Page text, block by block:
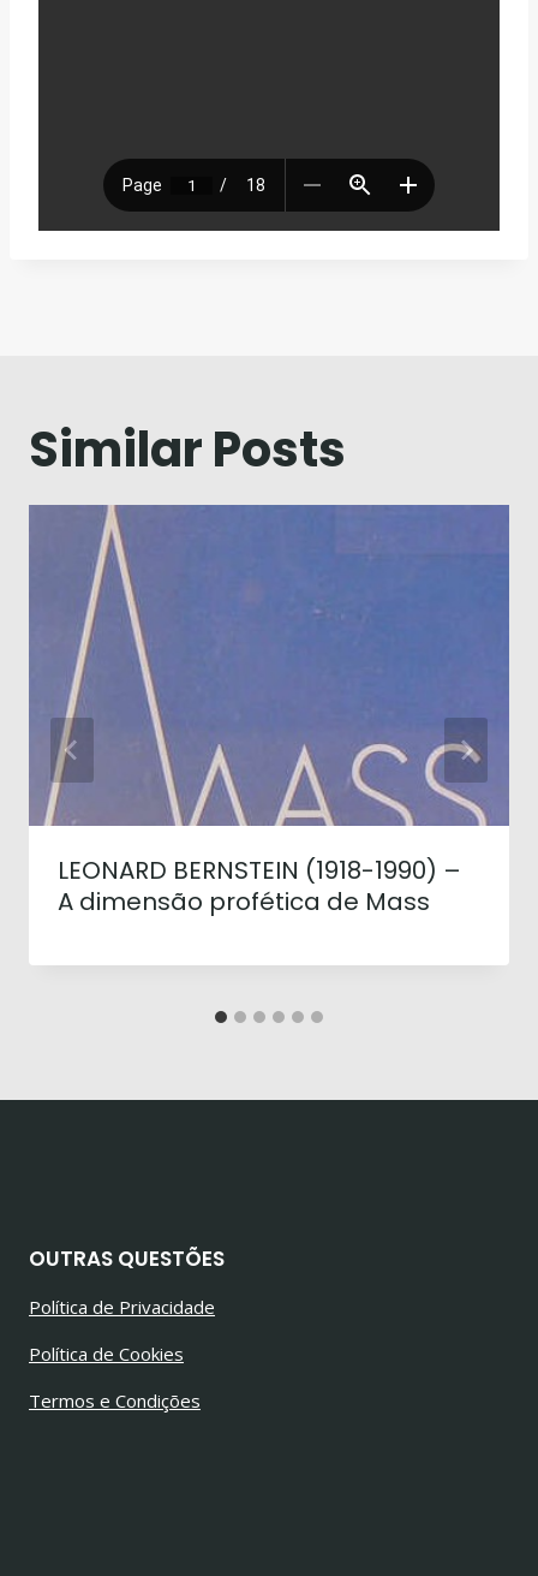
artigos
Similar Posts
LEONARD BERNSTEIN (1918-1990) –
A dimensão profética de Mass
OUTRAS QUESTÕES
Política de Privacidade
Política de Cookies
Termos e Condições